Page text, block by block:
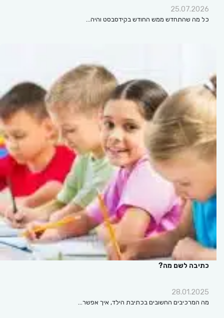
25.07.2026
כל מה שהתחדש ממש החודש בקידסבסט והיה…
כתיבה לשם מה?
28.01.2025
מה המרכיבים החשובים בכתיבת הילד, איך אפשר…